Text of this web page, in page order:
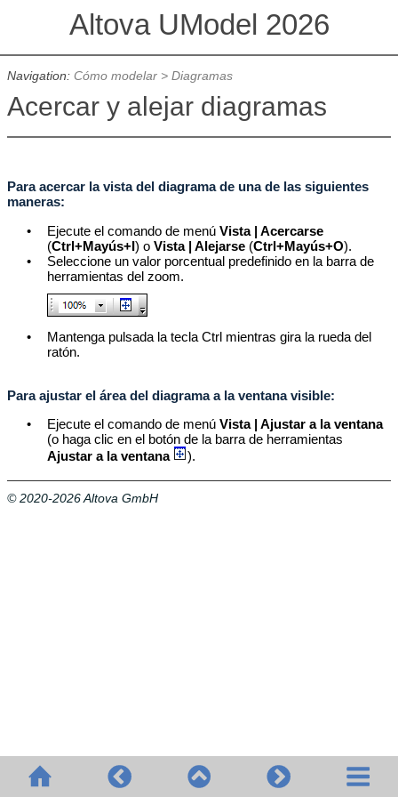
Altova UModel 2026
Navigation: Cómo modelar> Diagramas
Acercar y alejar diagramas
Para acercar la vista del diagrama de una de las siguientes
maneras:
•
Ejecute el comando de menúVista | Acercarse
(Ctrl+Mayús+I) oVista | Alejarse (Ctrl+Mayús+O).
•
Seleccione un valor porcentual predefinido en la barra de
herramientas del zoom.
•
Mantenga pulsada la tecla Ctrl mientras gira la rueda del
ratón.
Para ajustar el área del diagrama a la ventana visible:
•
Ejecute el comando de menúVista | Ajustar a la ventana
(o haga clic en el botón de la barra de herramientas
Ajustar a la ventana
).
© 2020-2026 Altova GmbH